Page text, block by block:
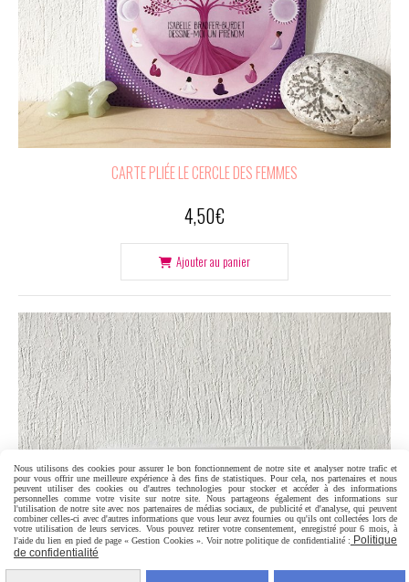
CARTE PLIÉE LE CERCLE DES FEMMES
4,50€
Ajouter au panier
Nous utilisons des cookies pour assurer le bon fonctionnement de notre site et analyser notre trafic et
pour vous offrir une meilleure expérience à des fins de statistiques. Pour cela, nos partenaires et nous
peuvent utiliser des cookies ou d'autres technologies pour stocker et accéder à des informations
personnelles comme votre visite sur notre site. Nous partageons également des informations sur
l'utilisation de notre site avec nos partenaires de médias sociaux, de publicité et d'analyse, qui peuvent
combiner celles-ci avec d'autres informations que vous leur avez fournies ou qu'ils ont collectées lors de
votre utilisation de leurs services. Vous pouvez retirer votre consentement, enregistré pour 6 mois, à
l'aide du lien en pied de page « Gestion Cookies ». Voir notre politique de confidentialité : Politique
de confidentialité